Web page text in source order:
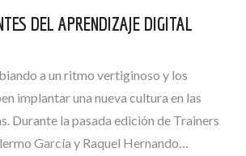
DEL APRENDIZAJE DIGITAL
a un ritmo vertiginoso y los
implantar una nueva cultura en las
Durante la pasada edición de Trainers
García y Raquel Hernando…